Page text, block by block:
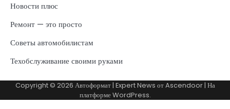
Новости плюс
Ремонт — это просто
Советы автомобилистам
Техобслуживание своими руками
Copyright © 2026 Автоформат| Expert News отAscendoor| На
платформеWordPress.